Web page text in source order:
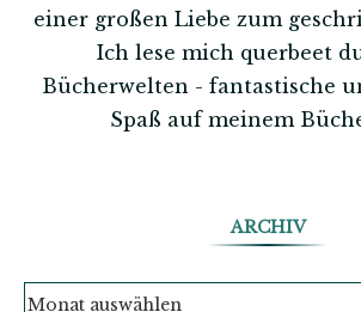
einer großen Liebe zum
Ich lese mich querbeet
Bücherwelten - fantastische
Spaß auf meinem
ARCHIV